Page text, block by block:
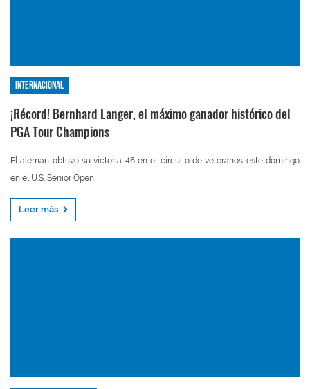
Internacional
¡Récord! Bernhard Langer, el máximo ganador histórico del
PGA Tour Champions
El alemán obtuvo su victoria 46 en el circuito de veteranos este domingo
en el U.S. Senior Open.
Leer más